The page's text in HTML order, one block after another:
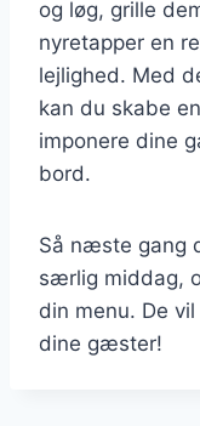
og løg, grille
nyretapper en
lejlighed. Med
kan du skabe
imponere dine
bord.
Så næste gang
særlig middag,
din menu. De
dine gæster!